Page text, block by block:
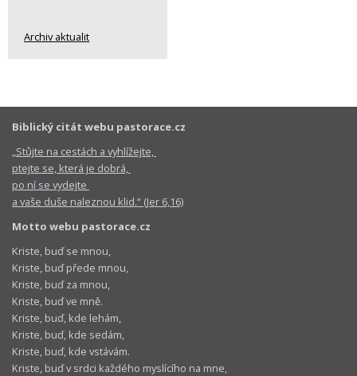
Archiv aktualit
Biblický citát webu pastorace.cz
„Stůjte na cestách a vyhlížejte,
ptejte se, která je dobrá,
po ní se vydejte
a vaše duše naleznou klid.“ (Jer 6,16)
Motto webu pastorace.cz
Kriste, buď se mnou,
Kriste, buď přede mnou,
Kriste, buď za mnou,
Kriste, buď ve mně.
Kriste, buď, kde lehám,
Kriste, buď, kde sedám,
Kriste, buď, kde vstávám.
Kriste, buď v srdci každého myslícího na mne,